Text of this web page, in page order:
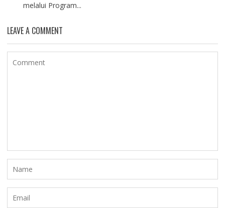
melalui Program...
LEAVE A COMMENT